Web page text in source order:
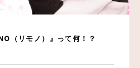
（リモノ）』って何！？